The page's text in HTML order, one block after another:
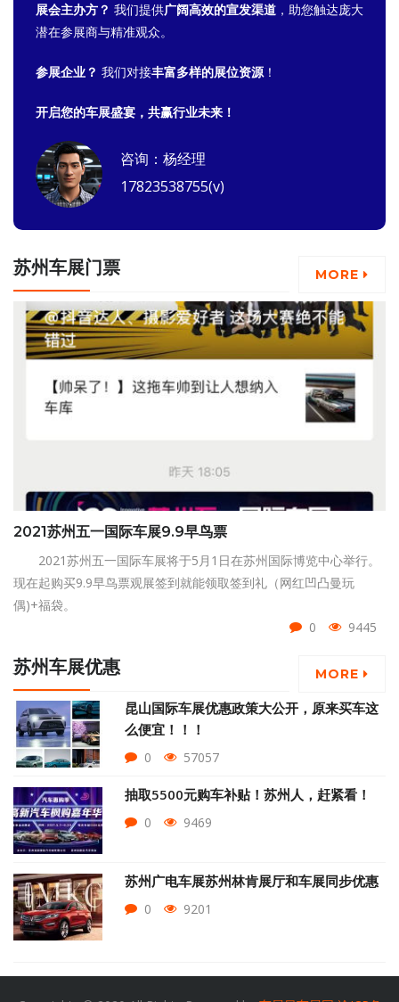
展会主办方？ 我们提供广阔高效的宣发渠道 ，助您触达庞大
潜在参展商与精准观众。
参展企业？ 我们对接丰富多样的展位资源！
开启您的车展盛宴，共赢行业未来！
咨询：杨经理
17823538755(v)
苏州车展门票 MORE
2021苏州五一国际车展9.9早鸟票
2021苏州五一国际车展将于5月1日在苏州国际博览中心举行。
现在起购买9.9早鸟票观展签到就能领取签到礼（网红凹凸曼玩
偶)+福袋。
0
9445
苏州车展优惠 MORE
昆山国际车展优惠政策大公开，原来买车这
么便宜！！！
0 57057
抽取5500元购车补贴！苏州人，赶紧看！
0 9469
苏州广电车展苏州林肯展厅和车展同步优惠
0 9201